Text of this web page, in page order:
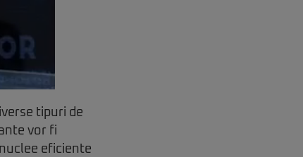
tipuri de
vor fi
eficiente